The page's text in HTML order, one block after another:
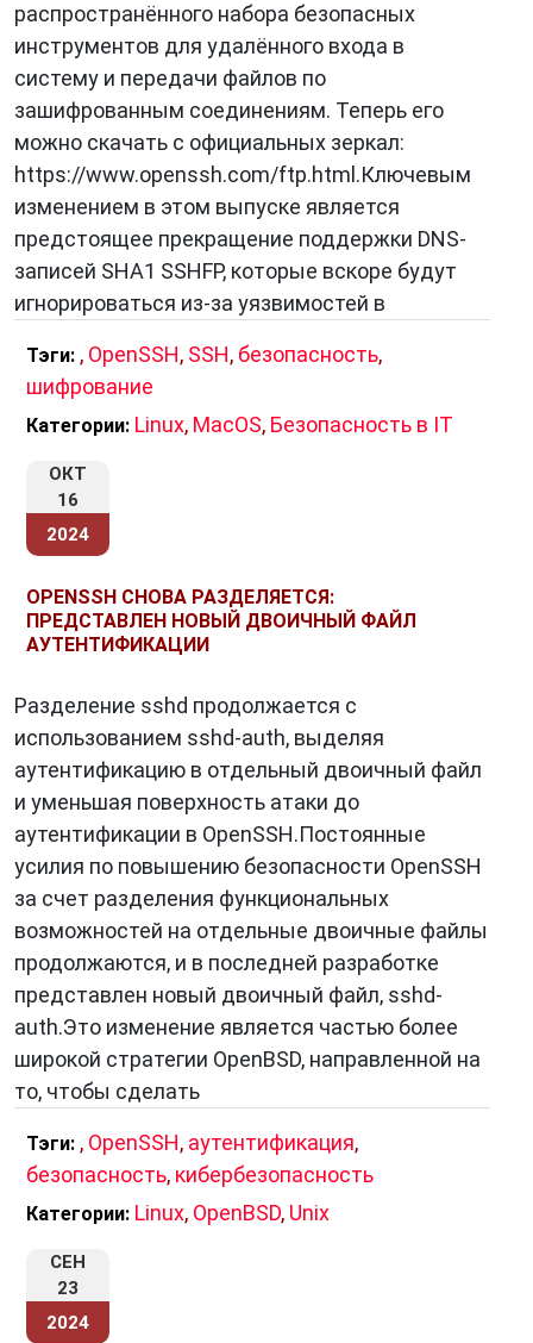
распространённого набора безопасных
инструментов для удалённого входа в
систему и передачи файлов по
зашифрованным соединениям. Теперь его
можно скачать с официальных зеркал:
https://www.openssh.com/ftp.html.Ключевым
изменением в этом выпуске является
предстоящее прекращение поддержки DNS-
записей SHA1 SSHFP, которые вскоре будут
игнорироваться из-за уязвимостей в
Тэги: , OpenSSH, SSH, безопасность,
шифрование
Категории: Linux, MacOS, Безопасность в IT
ОКТ
16
2024
OPENSSH СНОВА РАЗДЕЛЯЕТСЯ:
ПРЕДСТАВЛЕН НОВЫЙ ДВОИЧНЫЙ ФАЙЛ
АУТЕНТИФИКАЦИИ
Разделение sshd продолжается с
использованием sshd-auth, выделяя
аутентификацию в отдельный двоичный файл
и уменьшая поверхность атаки до
аутентификации в OpenSSH.Постоянные
усилия по повышению безопасности OpenSSH
за счет разделения функциональных
возможностей на отдельные двоичные файлы
продолжаются, и в последней разработке
представлен новый двоичный файл, sshd-
auth.Это изменение является частью более
широкой стратегии OpenBSD, направленной на
то, чтобы сделать
Тэги: , OpenSSH, аутентификация,
безопасность, кибербезопасность
Категории: Linux, OpenBSD, Unix
СЕН
23
2024